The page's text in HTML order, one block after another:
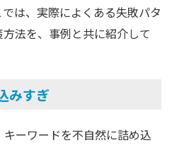
は、実際によくある失敗パタ
法を、事例と共に紹介して
みすぎ
ーワードを不自然に詰め込